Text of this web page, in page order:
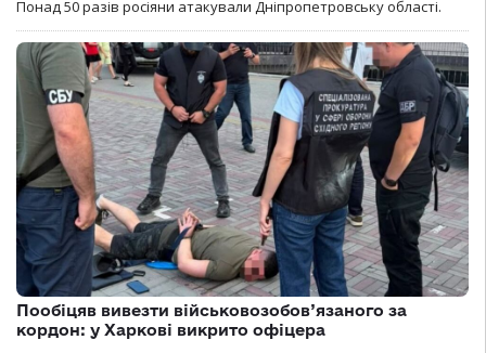
Понад 50 разів росіяни атакували Дніпропетровську області.
Пообіцяв вивезти військовозобов’язаного за
кордон: у Харкові викрито офіцера